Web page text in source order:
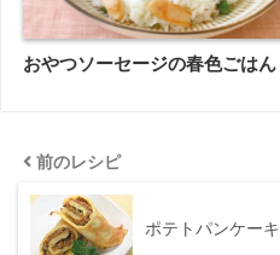
おやつソーセージの春色ごはん
前のレシピ
ポテトパンケーキ